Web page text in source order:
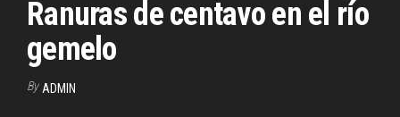
Ranuras de centavo en el río
gemelo
By ADMIN